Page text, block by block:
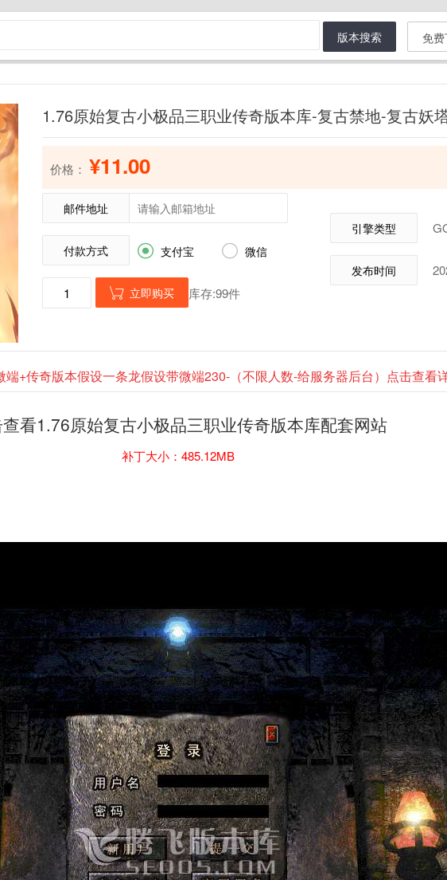
版本搜索 免
1.76原始复古小极品三职业传奇版本库-复古禁地-复古妖
价格： ¥11.00
邮件地址
付款方式  支付宝  微信
 立即购买 库存:99件
引擎类型
发布时间
+传奇版本假设一条龙假设带微端230-（不限人数-给服务器后台）点击查看
看1.76原始复古小极品三职业传奇版本库配套网站
补丁大小：485.12MB